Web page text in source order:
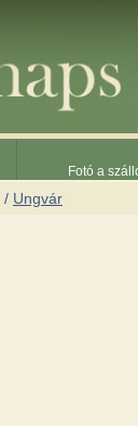
Fotó a
/ Ungvár